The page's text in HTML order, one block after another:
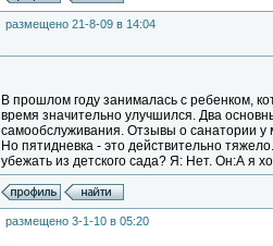
размещено 21-8-09 в 14:04
В прошлом году занималась с ребенком,
время значительно улучшился. Два
самообслуживания. Отзывы о санатории
Но пятидневка - это действительно
убежать из детского сада? Я: Нет. Он:А я
размещено 3-1-10 в 05:20